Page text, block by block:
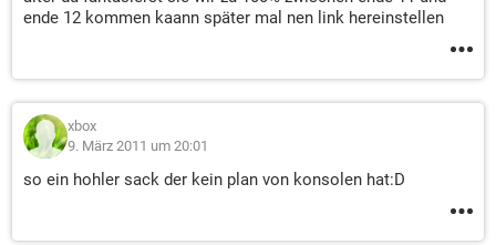
ende 12 kommen kaann später mal nen link hereinstellen
xbox
9. März 2011 um 20:01
so ein hohler sack der kein plan von konsolen hat:D